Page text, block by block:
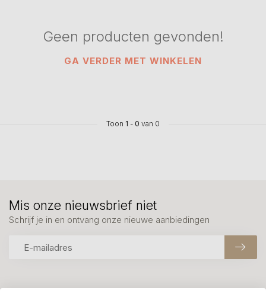
Geen producten gevonden!
GA VERDER MET WINKELEN
Toon 1 - 0 van 0
Mis onze nieuwsbrief niet
Schrijf je in en ontvang onze nieuwe aanbiedingen